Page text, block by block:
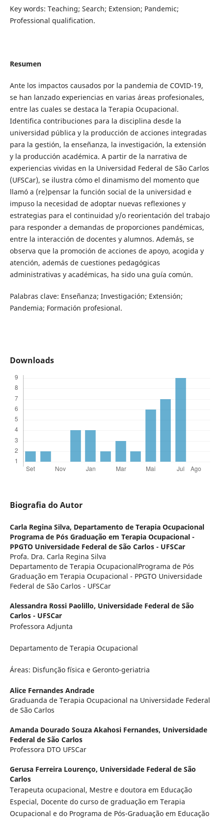
Key words: Teaching; Search; Extension; Pandemic;
Professional qualification.
Resumen
Ante los impactos causados por la pandemia de COVID-19,
se han lanzado experiencias en varias áreas profesionales,
entre las cuales se destaca la Terapia Ocupacional.
Identifica contribuciones para la disciplina desde la
universidad pública y la producción de acciones integradas
para la gestión, la enseñanza, la investigación, la extensión
y la producción académica. A partir de la narrativa de
experiencias vividas en la Universidad Federal de São Carlos
(UFSCar), se ilustra cómo el dinamismo del momento que
llamó a (re)pensar la función social de la universidad e
impuso la necesidad de adoptar nuevas reflexiones y
estrategias para el continuidad y/o reorientación del trabajo
para responder a demandas de proporciones pandémicas,
entre la interacción de docentes y alumnos. Además, se
observa que la promoción de acciones de apoyo, acogida y
atención, además de cuestiones pedagógicas
administrativas y académicas, ha sido una guía común.
Palabras clave: Enseñanza; Investigación; Extensión;
Pandemia; Formación profesional.
Downloads
Biografia do Autor
Carla Regina Silva, Departamento de Terapia Ocupacional
Programa de Pós Graduação em Terapia Ocupacional -
PPGTO Universidade Federal de São Carlos - UFSCar
Profa. Dra. Carla Regina Silva
Departamento de Terapia OcupacionalPrograma de Pós
Graduação em Terapia Ocupacional - PPGTO Universidade
Federal de São Carlos - UFSCar
Alessandra Rossi Paolillo, Universidade Federal de São
Carlos - UFSCar
Professora Adjunta
Departamento de Terapia Ocupacional
Áreas: Disfunção física e Geronto-geriatria
Alice Fernandes Andrade
Graduanda de Terapia Ocupacional na Universidade Federal
de São Carlos
Amanda Dourado Souza Akahosi Fernandes, Universidade
Federal de São Carlos
Professora DTO UFSCar
Gerusa Ferreira Lourenço, Universidade Federal de São
Carlos
Terapeuta ocupacional, Mestre e doutora em Educação
Especial, Docente do curso de graduação em Terapia
Ocupacional e do Programa de Pós-Graduação em Educação